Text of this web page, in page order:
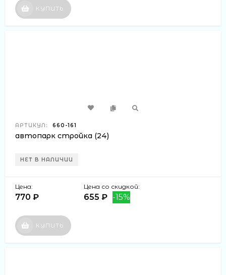
КУПИТЬ
АРТИКУЛ: 660-161
автопарк стройка (24)
НЕТ В НАЛИЧИИ
Цена:
770 ₽
Цена со скидкой:
655 ₽ -15%
КУПИТЬ